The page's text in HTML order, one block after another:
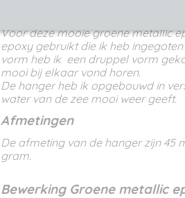
Voor deze mooie groene metallic
epoxy gebruikt die ik heb
vorm heb ik een druppel vorm
mooi bij elkaar vond horen.
De hanger heb ik opgebouwd in
water van de zee mooi weer geeft.
Afmetingen
De afmeting van de hanger zijn 45
gram.
Bewerking Groene metallic